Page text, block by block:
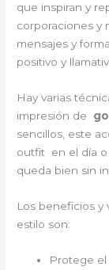
que inspiran y
corporaciones y
mensajes y
positivo y
Hay varias
impresión de
sencillos, este
outfit en el día o
queda bien sin
Los beneficios y
estilo son:
Protege el